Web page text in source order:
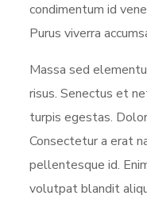
condimentum id
Purus viverra
Massa sed
risus. Senectus et
turpis egestas.
Consectetur a erat
pellentesque id.
volutpat blandit